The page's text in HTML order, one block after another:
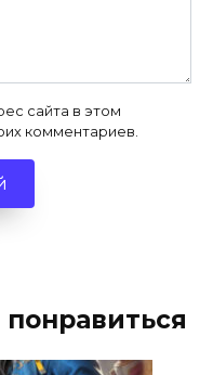
сайта в этом
комментариев.